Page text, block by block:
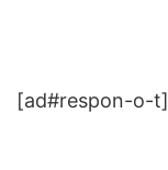
[ad#respon-o-t]